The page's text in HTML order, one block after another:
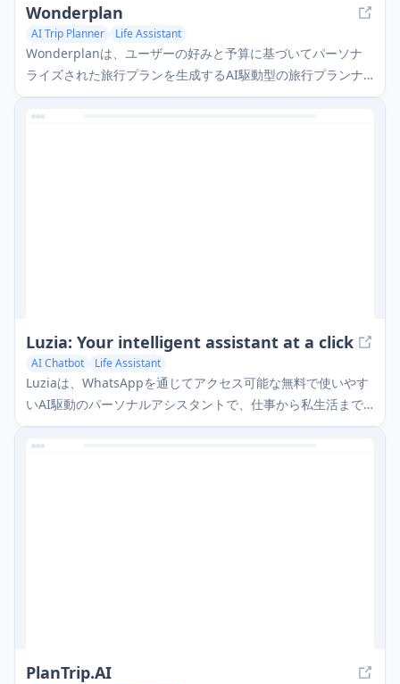
Wonderplan
AI Trip Planner Life Assistant
Wonderplanは、ユーザーの好みと予算に基づいてパーソナ
ライズされた旅行プランを生成するAI駆動型の旅行プランナ
ーです。
Luzia: Your intelligent assistant at a click
AI Chatbot Life Assistant
Luziaは、WhatsAppを通じてアクセス可能な無料で使いやす
いAI駆動のパーソナルアシスタントで、仕事から私生活まで
さまざまな日常のタスクを支援します
PlanTrip.AI